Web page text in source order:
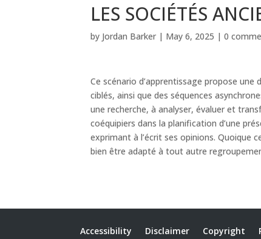
LES SOCIÉTÉS
by Jordan Barker | May 6, 2025 |0
Ce scénario d’apprentissage propose
ciblés, ainsi que des séquences
une recherche, à analyser, évaluer et
coéquipiers dans la planification d’une
exprimant à l’écrit ses opinions. Quoique
bien être adapté à tout autre
Accessibility Disclaimer Copyright